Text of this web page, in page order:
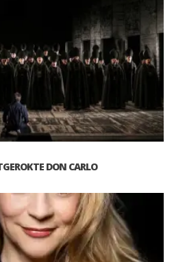
DON CARLO